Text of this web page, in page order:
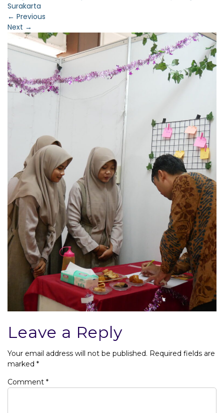
Surakarta
← Previous
Next →
Leave a Reply
Your email address will not be published. Required fields are
marked *
Comment *